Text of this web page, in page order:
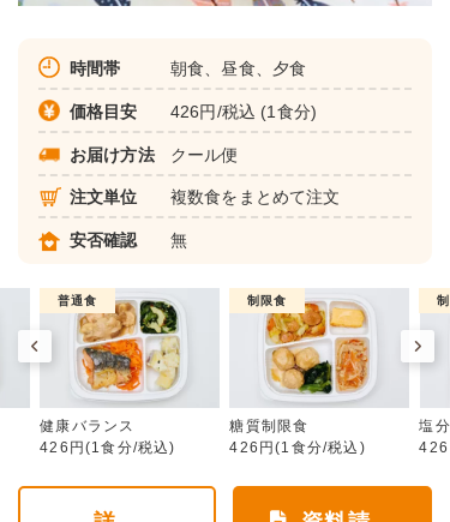
時間帯 朝食、昼食、夕食
価格目安 426円/税込 (1食分)
お届け方法 クール便
注文単位 複数食をまとめて注文
安否確認 無
普通食
健康バランス
426円(1食分/税込)
制限食
糖質制限食
426円(1食分/税込)
塩